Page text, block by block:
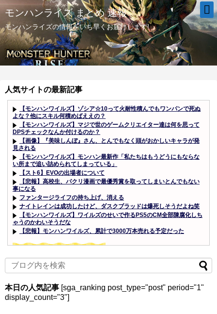
モンハンライズ まとめ 速報
モンハンライズの情報をいち早くお届けします!
人気サイトの最新記事
【モンハンワイルズ】ゾシア☆10って火耐性積んでもワンパンで死ぬ
よな？他にスキル何積めばええの？
【モンハンワイルズ】マジで世のゲームクリエイター達は何を思って
DPSチェックなんか付けるのか？
【画像】『美味しんぼ』さん、とんでもなく頭がおかしいキャラが発
見される
【モンハンワイルズ】モンハン最新作「私たちはもうどうにもならな
い所まで追い詰められてしまっている」
【スト6】EVOの出場者について
【悲報】高校生、パクリ漫画で最優秀賞を取ってしまいとんでもない
事になる
ファンタージライフの持ち上げ、消える
ナイトレインは成功したけど、ダスクブラッドは爆死しそうだよね笑
【モンハンワイルズ】ワイルズのせいで作るPS5のCM全部陳腐化しち
ゃうのかわいそうだな
【悲報】モンハンワイルズ、累計で3000万本売れる予定だった
Powered by livedoor 相互RSS
本日の人気記事 [sga_ranking post_type="post" period="1"
display_count="3"]